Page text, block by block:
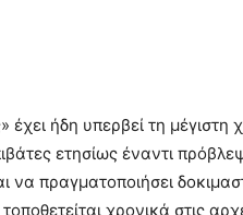
ήδη υπερβεί τη μέγιστη
ετησίως έναντι
πραγματοποιήσει
χρονικά στις